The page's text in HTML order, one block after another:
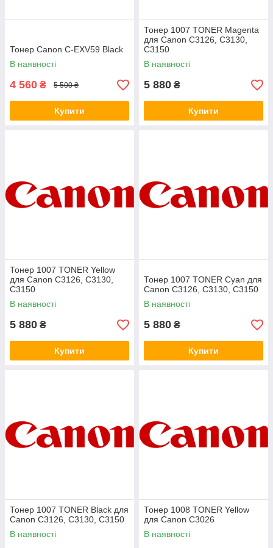
Тонер Canon C-EXV59 Black
В наявності
4 560 ₴ 5 500 ₴
Купити
Тонер 1007 TONER Magenta
для Canon C3126, C3130,
C3150
В наявності
5 880 ₴
Купити
Тонер 1007 TONER Yellow
для Canon C3126, C3130,
C3150
В наявності
5 880 ₴
Купити
Тонер 1007 TONER Cyan для
Canon C3126, C3130, C3150
В наявності
5 880 ₴
Купити
Тонер 1007 TONER Black для
Canon C3126, C3130, C3150
В наявності
Тонер 1008 TONER Yellow
для Canon C3026
В наявності